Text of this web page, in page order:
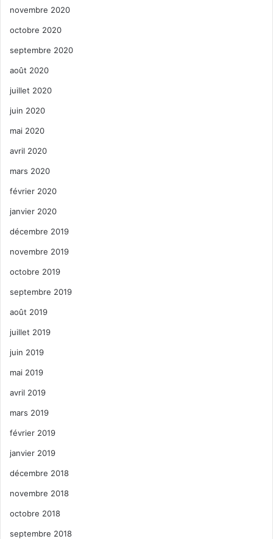
novembre 2020
octobre 2020
septembre 2020
août 2020
juillet 2020
juin 2020
mai 2020
avril 2020
mars 2020
février 2020
janvier 2020
décembre 2019
novembre 2019
octobre 2019
septembre 2019
août 2019
juillet 2019
juin 2019
mai 2019
avril 2019
mars 2019
février 2019
janvier 2019
décembre 2018
novembre 2018
octobre 2018
septembre 2018